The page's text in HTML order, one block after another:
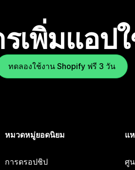
เพิ่มแอป
ทดลองใช้งาน Shopify ฟรี 3 วัน
หมวดหมู่ยอดนิยม
การดรอปชิป
แ
ศู